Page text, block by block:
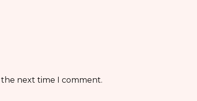
the next time I comment.